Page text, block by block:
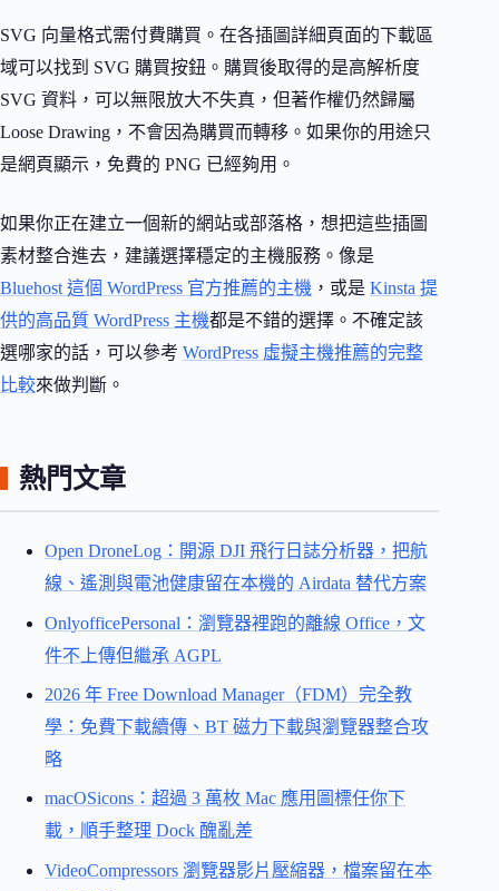
SVG 向量格式需付費購買。在各插圖詳細頁面的下載區
域可以找到 SVG 購買按鈕。購買後取得的是高解析度
SVG 資料，可以無限放大不失真，但著作權仍然歸屬
Loose Drawing，不會因為購買而轉移。如果你的用途只
是網頁顯示，免費的 PNG 已經夠用。
如果你正在建立一個新的網站或部落格，想把這些插圖
素材整合進去，建議選擇穩定的主機服務。像是
Bluehost 這個 WordPress 官方推薦的主機 ，或是 Kinsta 提
供的高品質 WordPress 主機都是不錯的選擇。不確定該
選哪家的話，可以參考 WordPress 虛擬主機推薦的完整
比較來做判斷。
熱門文章
Open DroneLog：開源 DJI 飛行日誌分析器，把航
線、遙測與電池健康留在本機的 Airdata 替代方案
OnlyofficePersonal：瀏覽器裡跑的離線 Office，文
件不上傳但繼承 AGPL
2026 年 Free Download Manager（FDM）完全教
學：免費下載續傳、BT 磁力下載與瀏覽器整合攻
略
macOSicons：超過 3 萬枚 Mac 應用圖標任你下
載，順手整理 Dock 醜亂差
VideoCompressors 瀏覽器影片壓縮器，檔案留在本